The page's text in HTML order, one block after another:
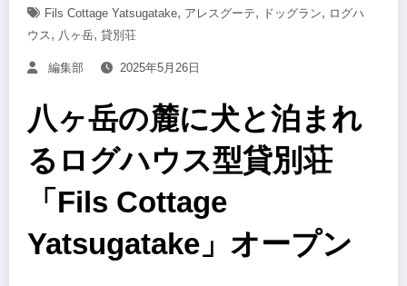
Fils Cottage Yatsugatake, アレスグーテ, ドッグラン, ログハ
ウス, 八ヶ岳, 貸別荘
編集部 2025年5月26日
八ヶ岳の麓に犬と泊まれ
るログハウス型貸別荘
「Fils Cottage
Yatsugatake」オープン